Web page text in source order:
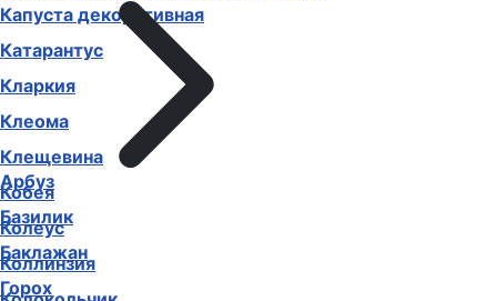
Капуста декоративная
Катарантус
Кларкия
Клеома
Клещевина
Кобея
Колеус
Коллинзия
Арбуз
Базилик
Баклажан
Горох